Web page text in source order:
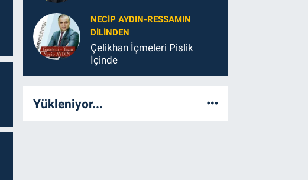
NECIP AYDIN-RESSAMIN
DILINDEN
Çelikhan İçmeleri Pislik
İçinde
Yükleniyor...